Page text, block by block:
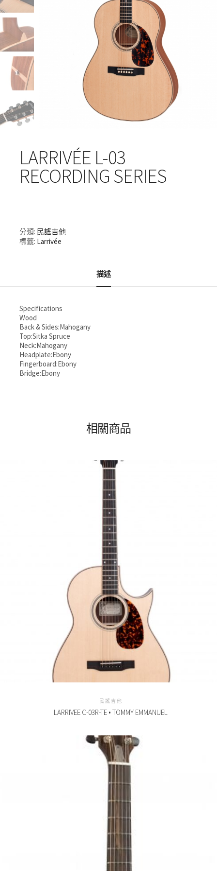
LARRIVÉE L-03
RECORDING SERIES
分類: 民謠吉他
標籤: Larrivée
描述
Specifications
Wood
Back & Sides:Mahogany
Top:Sitka Spruce
Neck:Mahogany
Headplate:Ebony
Fingerboard:Ebony
Bridge:Ebony
相關商品
民謠吉他
LARRIVEE C-03R-TE • TOMMY EMMANUEL